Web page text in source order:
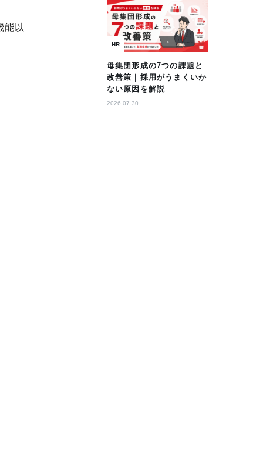
能以
HR
母集団形成の7つの課題と
改善策｜採用がうまくいか
ない原因を解説
2026.07.30